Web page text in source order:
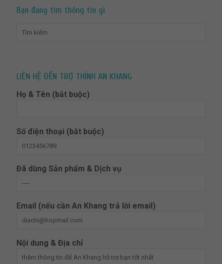
Bạn đang tìm thông tin gì
LIÊN HỆ ĐẾN TRỢ THÍNH AN KHANG
Họ & Tên (bắt buộc)
Số điện thoại (bắt buộc)
Đã dùng Sản phẩm & Dịch vụ
Email (nếu cần An Khang trả lời email)
Nội dung & Địa chỉ